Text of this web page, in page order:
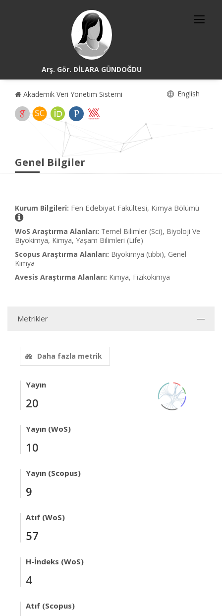
Arş. Gör. DİLARA GÜNDOĞDU
Akademik Veri Yönetim Sistemi English
Genel Bilgiler
Kurum Bilgileri: Fen Edebiyat Fakültesi, Kimya Bölümü
WoS Araştırma Alanları: Temel Bilimler (Sci), Biyoloji Ve
Biyokimya, Kimya, Yaşam Bilimleri (Life)
Scopus Araştırma Alanları: Biyokimya (tıbbi), Genel
Kimya
Avesis Araştırma Alanları: Kimya, Fizikokimya
Metrikler
Daha fazla metrik
Yayın
20
Yayın (WoS)
10
Yayın (Scopus)
9
Atıf (WoS)
57
H-İndeks (WoS)
4
Atıf (Scopus)